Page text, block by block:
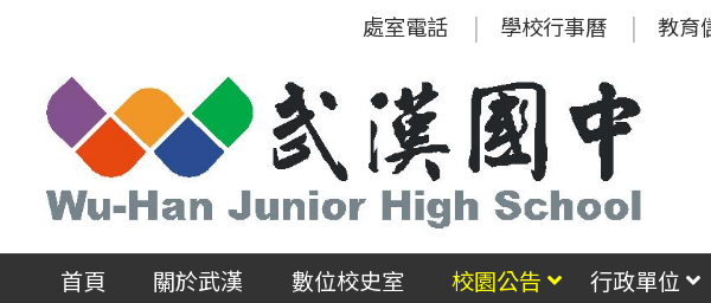
區
處室電話 學校行事曆 教育
首頁 關於武漢 數位校史室 校園公告 行政單位